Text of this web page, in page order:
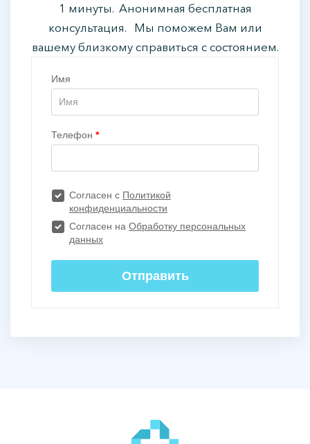
1 минуты. Анонимная бесплатная
консультация. Мы поможем Вам или
вашему близкому справиться с состоянием.